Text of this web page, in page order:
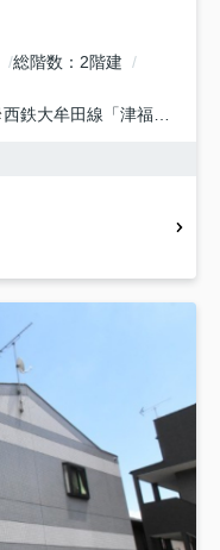
総階数
2階建
西鉄大牟田線 「津福